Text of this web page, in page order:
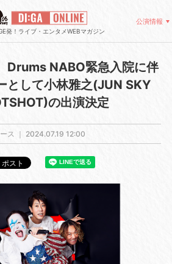
発！ライブ・エンタメWEBマガジン
公演情報
Drums NABO緊急入院に伴
として小林雅之(JUN SKY
の出演決定
ス ｜ 2024.07.19 12:00